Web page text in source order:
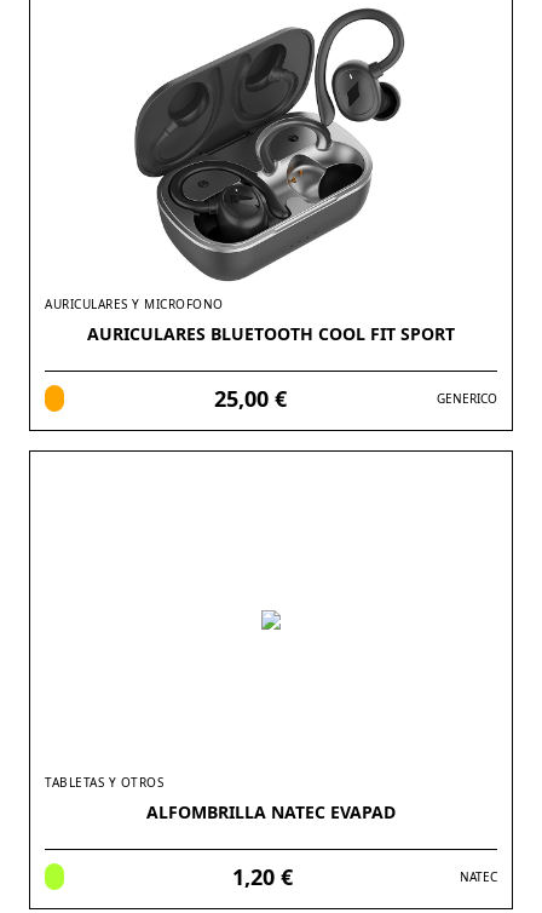
AURICULARES Y MICROFONO
AURICULARES BLUETOOTH COOL FIT SPORT
25,00 € GENERICO
TABLETAS Y OTROS
ALFOMBRILLA NATEC EVAPAD
1,20 € NATEC